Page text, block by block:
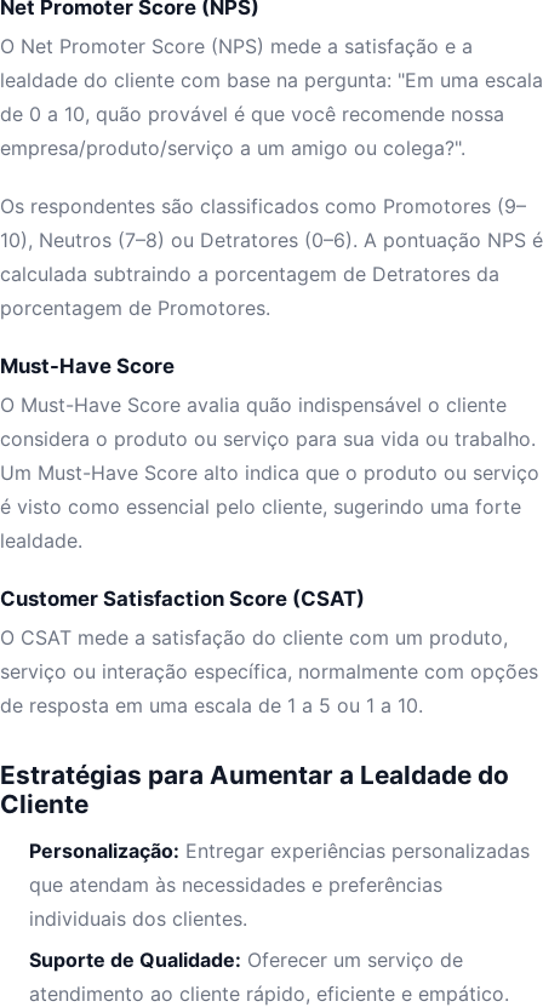
Net Promoter Score (NPS)
O Net Promoter Score (NPS) mede a satisfação e a
lealdade do cliente com base na pergunta: "Em uma escala
de 0 a 10, quão provável é que você recomende nossa
empresa/produto/serviço a um amigo ou colega?".
Os respondentes são classificados como Promotores (9–
10), Neutros (7–8) ou Detratores (0–6). A pontuação NPS é
calculada subtraindo a porcentagem de Detratores da
porcentagem de Promotores.
Must-Have Score
O Must-Have Score avalia quão indispensável o cliente
considera o produto ou serviço para sua vida ou trabalho.
Um Must-Have Score alto indica que o produto ou serviço
é visto como essencial pelo cliente, sugerindo uma forte
lealdade.
Customer Satisfaction Score (CSAT)
O CSAT mede a satisfação do cliente com um produto,
serviço ou interação específica, normalmente com opções
de resposta em uma escala de 1 a 5 ou 1 a 10.
Estratégias para Aumentar a Lealdade do
Cliente
Personalização: Entregar experiências personalizadas
que atendam às necessidades e preferências
individuais dos clientes.
Suporte de Qualidade: Oferecer um serviço de
atendimento ao cliente rápido, eficiente e empático.